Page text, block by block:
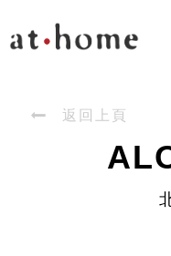
 返回上頁